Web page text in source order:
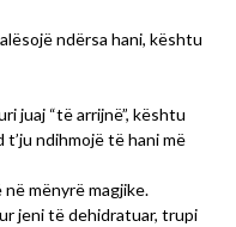
ndërsa hani, kështu
juaj “të arrijnë”, kështu
ndihmojë të hani më
në mënyrë magjike.
jeni të dehidratuar, trupi